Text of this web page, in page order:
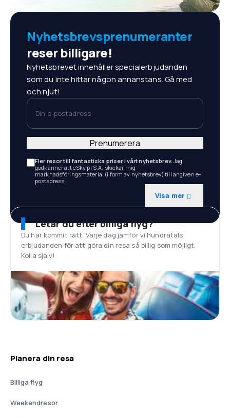
Nyhetsbrevsprenumeranter
reser billigare!
Nyhetsbrevet innehåller specialerbjudanden
som du inte hittar någon annanstans. Gå med
och njut!
Din e-postadress
Fler resor till fantastiska priser i vårt nyhetsbrev.Jag
godkänner att eSky.pl S.A. skickar mig
marknadsföringsmaterial (i form av nyhetsbrev) till angiven e-
postadress.
Visa mer
Prenumerera
Letar du efter billiga flyg?
Du har kommit rätt. Varje dag jämför vi hundratals
erbjudanden för att göra din resa så billig som möjligt.
Kolla själv!
Planera din resa
Billiga flyg
Weekendresor